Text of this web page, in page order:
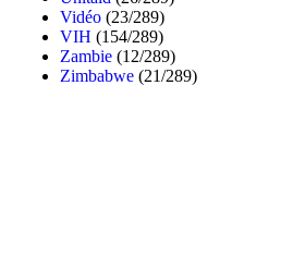
Vidéo (23/289)
VIH (154/289)
Zambie (12/289)
Zimbabwe (21/289)